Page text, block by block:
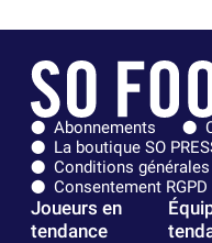
Abonnements
La boutique SO
Conditions
Consentement RGPD
Joueurs en
tendance